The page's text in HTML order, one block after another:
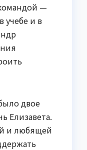
—
учебе и в
двое
Елизавета.
и любящей